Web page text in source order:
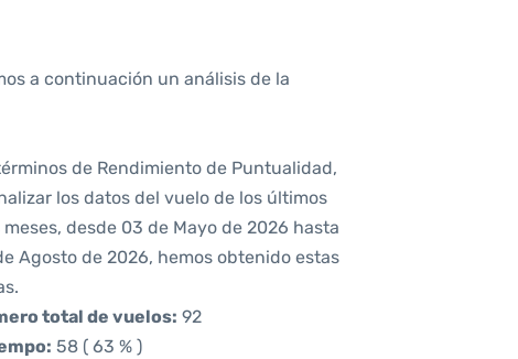
a continuación un análisis de la
de Rendimiento de Puntualidad,
los datos del vuelo de los últimos
desde 03 de Mayo de 2026 hasta
Agosto de 2026, hemos obtenido estas
total de vuelos: 92
58 ( 63 % )